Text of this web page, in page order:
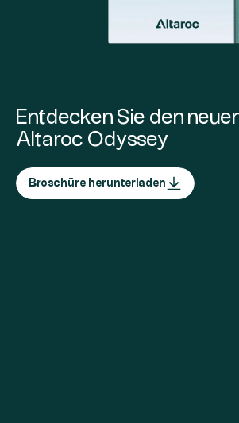
Entdecken Sie den
Altaroc Odyssey
Broschüre herunterladen